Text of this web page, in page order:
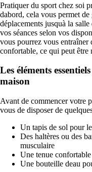
Pratiquer du sport chez soi
dabord, cela vous permet
déplacements jusquà la
vos séances selon vos
vous pourrez vous
confortable, ce qui peut être
Les éléments
maison
Avant de commencer votre
vous de disposer de
Un tapis de sol pour
Des haltères ou des
musculaire
Une tenue confortable
Une bouteille deau